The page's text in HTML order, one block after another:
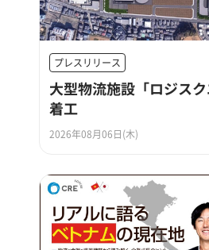
プレスリリース
大型物流施設「ロジス
着工
2026年08月06日(木)